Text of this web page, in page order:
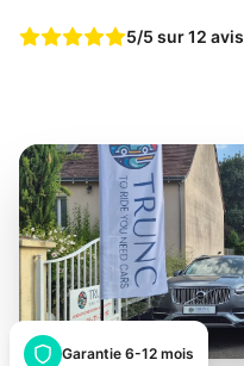
5/5 sur 12 avis
Garantie 6-12 mois